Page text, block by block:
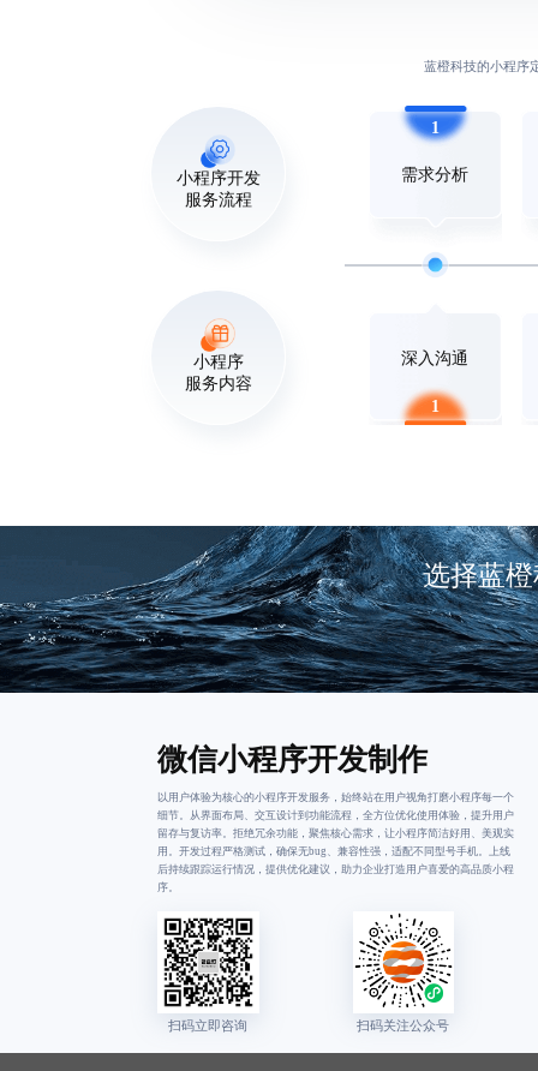
蓝橙科技的小程序
小程序开发
服务流程
小程序
服务内容
1
需求分析
深入沟通
1
选择蓝
微信小程序开发制作
以用户体验为核心的小程序开发服务，始终站在用户视角打磨小程序每一个
细节。从界面布局、交互设计到功能流程，全方位优化使用体验，提升用户
留存与复访率。拒绝冗余功能，聚焦核心需求，让小程序简洁好用、美观实
用。开发过程严格测试，确保无bug、兼容性强，适配不同型号手机。上线
后持续跟踪运行情况，提供优化建议，助力企业打造用户喜爱的高品质小程
序。